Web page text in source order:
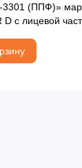
(ППФ)»
D с лицевой